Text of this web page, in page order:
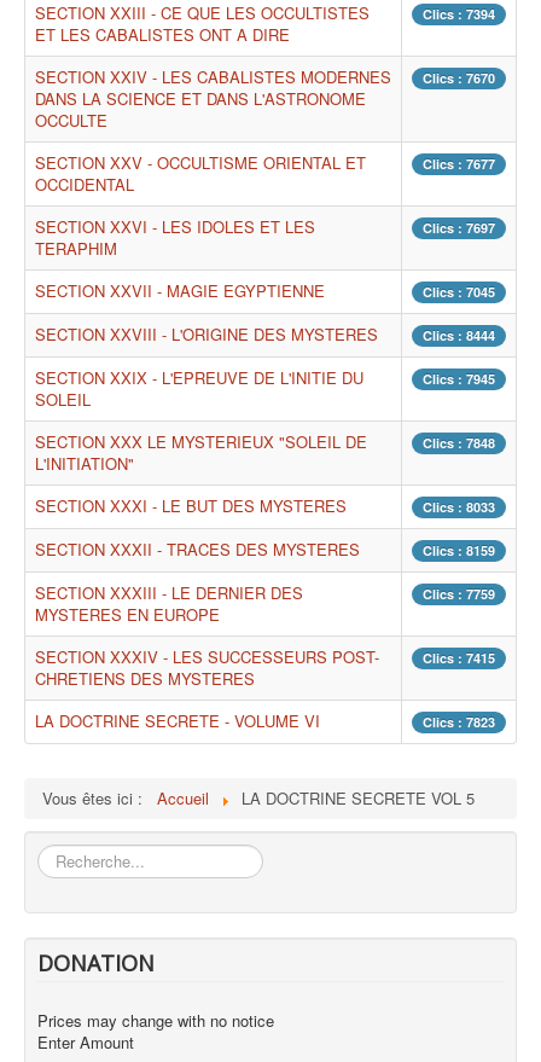
SECTION XXIII - CE QUE LES OCCULTISTES
ET LES CABALISTES ONT A DIRE
Clics : 7394
SECTION XXIV - LES CABALISTES MODERNES
DANS LA SCIENCE ET DANS L'ASTRONOME
OCCULTE
Clics : 7670
SECTION XXV - OCCULTISME ORIENTAL ET
OCCIDENTAL
Clics : 7677
SECTION XXVI - LES IDOLES ET LES
TERAPHIM
Clics : 7697
SECTION XXVII - MAGIE EGYPTIENNE Clics : 7045
SECTION XXVIII - L'ORIGINE DES MYSTERES Clics : 8444
SECTION XXIX - L'EPREUVE DE L'INITIE DU
SOLEIL
Clics : 7945
SECTION XXX LE MYSTERIEUX "SOLEIL DE
L'INITIATION"
Clics : 7848
SECTION XXXI - LE BUT DES MYSTERES Clics : 8033
SECTION XXXII - TRACES DES MYSTERES Clics : 8159
SECTION XXXIII - LE DERNIER DES
MYSTERES EN EUROPE
Clics : 7759
SECTION XXXIV - LES SUCCESSEURS POST-
CHRETIENS DES MYSTERES
Clics : 7415
LA DOCTRINE SECRETE - VOLUME VI Clics : 7823
Vous êtes ici : Accueil LA DOCTRINE SECRETE VOL 5
Rechercher
DONATION
Prices may change with no notice
Enter Amount